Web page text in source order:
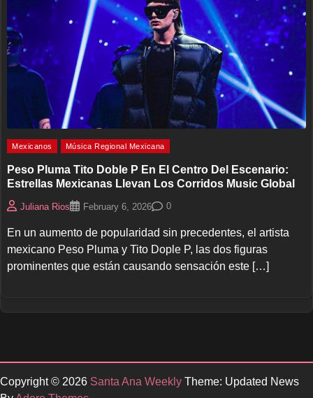
Mexicanos Música Regional Mexicana
Peso Pluma Tito Doble P En El Centro Del Escenario:
Estrellas Mexicanas Llevan Los Corridos Music Global
Juliana Rios February 6, 2026 0
En un aumento de popularidad sin precedentes, el artista
mexicano Peso Pluma y Tito Dople P, las dos figuras
prominentes que están causando sensación este […]
Copyright © 2026 Santa Ana Weekly Theme: Updated News